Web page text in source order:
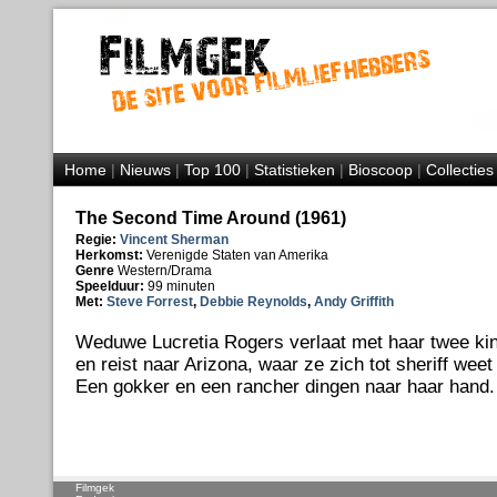
Home|Nieuws|Top 100|Statistieken|Bioscoop|Collecties
The Second Time Around (1961)
Regie: Vincent Sherman
Herkomst: Verenigde Staten van Amerika
Genre Western/Drama
Speelduur: 99 minuten
Met: Steve Forrest, Debbie Reynolds, Andy Griffith
Weduwe Lucretia Rogers verlaat met haar twee
en reist naar Arizona, waar ze zich tot sheriff
Een gokker en een rancher dingen naar haar hand.
Filmgek